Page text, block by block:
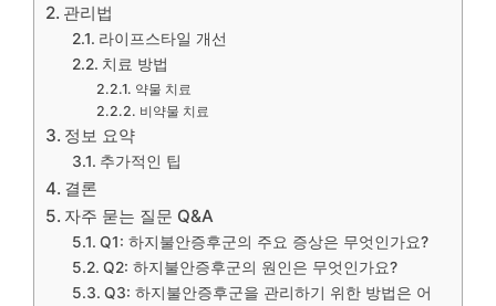
관리법
라이프스타일 개선
치료 방법
약물 치료
비약물 치료
정보 요약
추가적인 팁
결론
자주 묻는 질문 Q&A
Q1: 하지불안증후군의 주요 증상은 무엇인가요?
Q2: 하지불안증후군의 원인은 무엇인가요?
Q3: 하지불안증후군을 관리하기 위한 방법은 어